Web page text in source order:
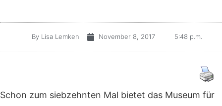
By Lisa Lemken November 8, 2017 5:48 p.m.
Schon zum siebzehnten Mal bietet das Museum für